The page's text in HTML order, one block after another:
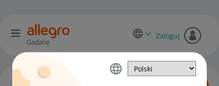
Gadane
Zaloguj